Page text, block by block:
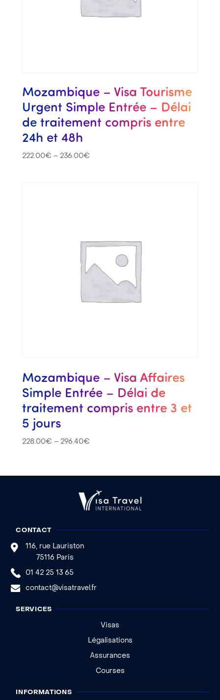
Mozambique – Visa Tourisme
Urgent Simple Entrée – Délai
de traitement compris entre
24h et 48h
222.00€ – 236.00€
Mozambique – Visa Affaires
Simple Entrée – Délai de
traitement compris entre 3 et
5 jours
228.00€ – 296.40€
CONTACT
116, rue Lauriston
75116 Paris
01 42 25 13 65
contact@visatravel.fr
SERVICES
Visas
Légalisations
Assurances
Courses
INFORMATIONS